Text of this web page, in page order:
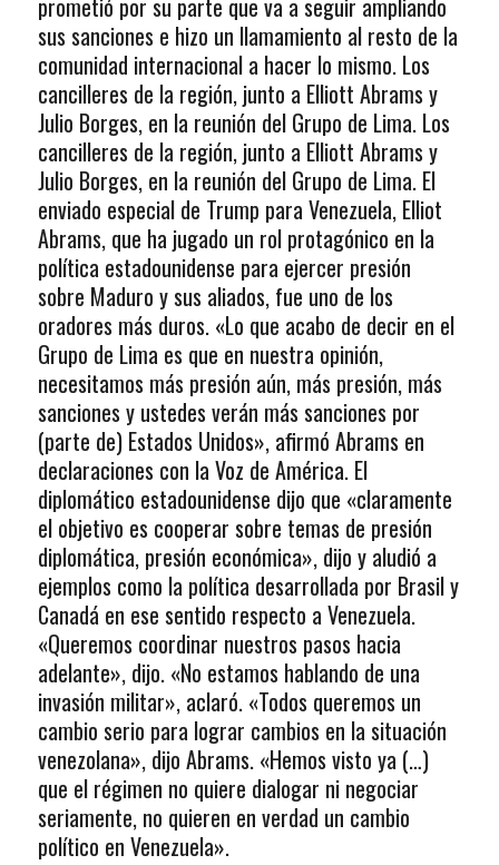
prometió por su parte que va a seguir ampliando
sus sanciones e hizo un llamamiento al resto de la
comunidad internacional a hacer lo mismo. Los
cancilleres de la región, junto a Elliott Abrams y
Julio Borges, en la reunión del Grupo de Lima. Los
cancilleres de la región, junto a Elliott Abrams y
Julio Borges, en la reunión del Grupo de Lima. El
enviado especial de Trump para Venezuela, Elliot
Abrams, que ha jugado un rol protagónico en la
política estadounidense para ejercer presión
sobre Maduro y sus aliados, fue uno de los
oradores más duros. «Lo que acabo de decir en el
Grupo de Lima es que en nuestra opinión,
necesitamos más presión aún, más presión, más
sanciones y ustedes verán más sanciones por
(parte de) Estados Unidos», afirmó Abrams en
declaraciones con la Voz de América. El
diplomático estadounidense dijo que «claramente
el objetivo es cooperar sobre temas de presión
diplomática, presión económica», dijo y aludió a
ejemplos como la política desarrollada por Brasil y
Canadá en ese sentido respecto a Venezuela.
«Queremos coordinar nuestros pasos hacia
adelante», dijo. «No estamos hablando de una
invasión militar», aclaró. «Todos queremos un
cambio serio para lograr cambios en la situación
venezolana», dijo Abrams. «Hemos visto ya (…)
que el régimen no quiere dialogar ni negociar
seriamente, no quieren en verdad un cambio
político en Venezuela».